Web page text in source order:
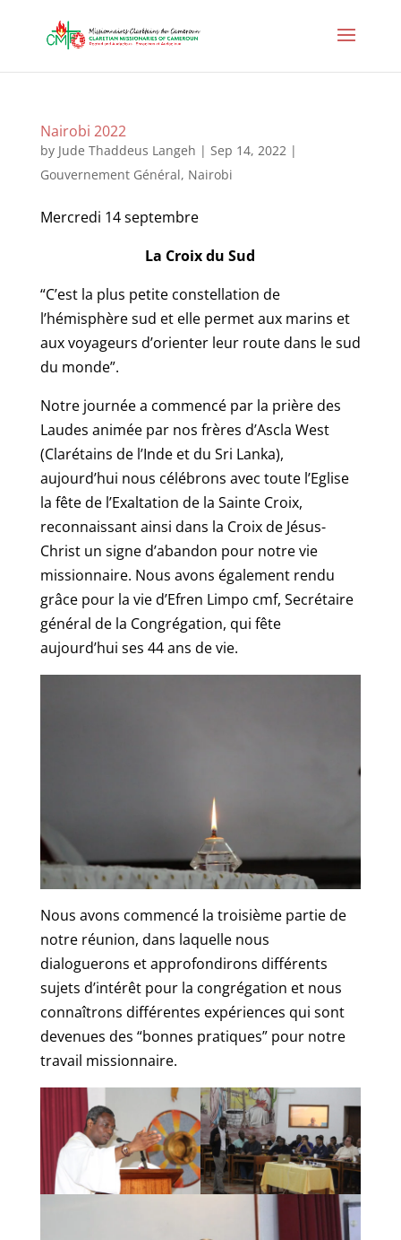
Nairobi 2022
by Jude Thaddeus Langeh | Sep 14, 2022|
Gouvernement Général, Nairobi
Mercredi 14 septembre
La Croix du Sud
“C’est la plus petite constellation de
l’hémisphère sud et elle permet aux marins et
aux voyageurs d’orienter leur route dans le sud
du monde”.
Notre journée a commencé par la prière des
Laudes animée par nos frères d’Ascla West
(Clarétains de l’Inde et du Sri Lanka),
aujourd’hui nous célébrons avec toute l’Eglise
la fête de l’Exaltation de la Sainte Croix,
reconnaissant ainsi dans la Croix de Jésus-
Christ un signe d’abandon pour notre vie
missionnaire. Nous avons également rendu
grâce pour la vie d’Efren Limpo cmf, Secrétaire
général de la Congrégation, qui fête
aujourd’hui ses 44 ans de vie.
Nous avons commencé la troisième partie de
notre réunion, dans laquelle nous
dialoguerons et approfondirons différents
sujets d’intérêt pour la congrégation et nous
connaîtrons différentes expériences qui sont
devenues des “bonnes pratiques” pour notre
travail missionnaire.